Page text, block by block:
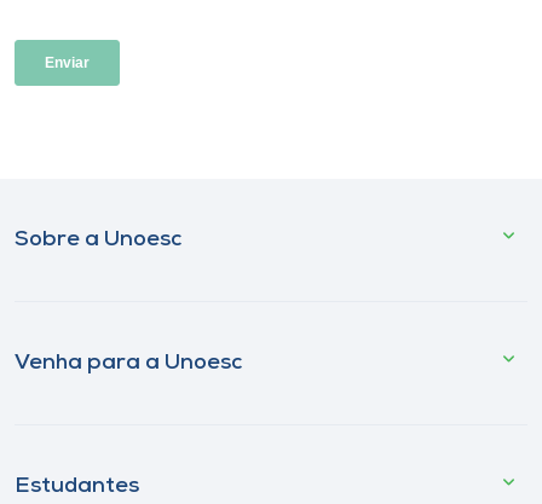
Sobre a Unoesc
Venha para a Unoesc
Estudantes